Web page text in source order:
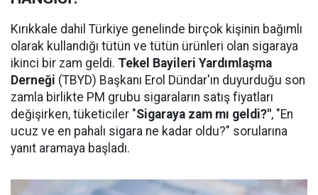
Kırıkkale dahil Türkiye genelinde birçok kişinin bağımlı
olarak kullandığı tütün ve tütün ürünleri olan sigaraya
ikinci bir zam geldi. Tekel Bayileri Yardımlaşma
Derneği (TBYD) Başkanı Erol Dündar'ın duyurduğu son
zamla birlikte PM grubu sigaraların satış fiyatları
değişirken, tüketiciler "Sigaraya zam mı geldi?", "En
ucuz ve en pahalı sigara ne kadar oldu?" sorularına
yanıt aramaya başladı.